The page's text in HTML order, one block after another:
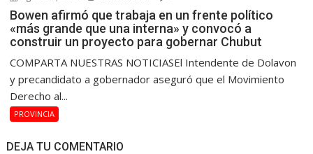
Bowen afirmó que trabaja en un frente político
«más grande que una interna» y convocó a
construir un proyecto para gobernar Chubut
COMPARTA NUESTRAS NOTICIASEl Intendente de Dolavon
y precandidato a gobernador aseguró que el Movimiento
Derecho al...
PROVINCIA
DEJA TU COMENTARIO